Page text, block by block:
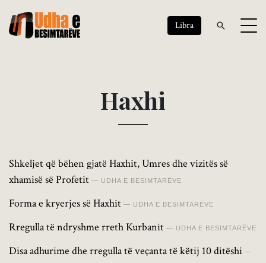
Libra
Haxhi
Shkeljet që bëhen gjatë Haxhit, Umres dhe vizitës së
xhamisë së Profetit
UDHA E BESIMTARËVE
Forma e kryerjes së Haxhit UDHA E BESIMTARËVE
Rregulla të ndryshme rreth Kurbanit UDHA E BESIMTARËVE
Disa adhurime dhe rregulla të veçanta të këtij 10 ditëshi